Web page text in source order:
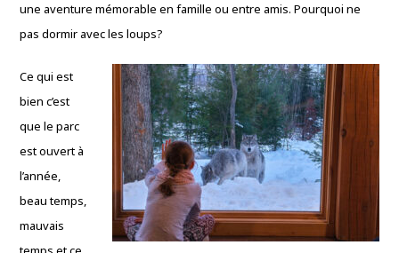
une aventure mémorable en famille ou entre amis. Pourquoi ne
pas dormir avec les loups?
Ce qui est
bien c’est
que le parc
est ouvert à
l’année,
beau temps,
mauvais